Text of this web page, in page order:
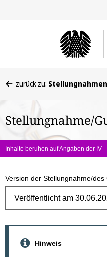
befinden
hier:
zurück zu:
Stellungnahme/
Inhalte beruhen auf Angaben der IV -
Version der Stellungnahme/des
Hinweis